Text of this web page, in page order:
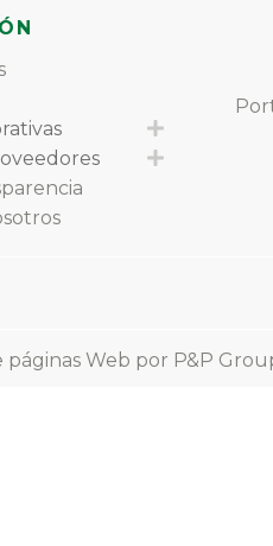
Expand
Expand
páginas Web por P&P